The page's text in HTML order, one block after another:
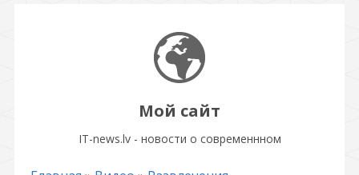
Мой сайт
IT-news.lv - новости о современнном